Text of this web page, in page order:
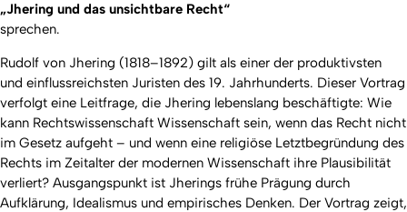
„Jhering und das unsichtbare Recht“
sprechen.
Rudolf von Jhering (1818–1892) gilt als einer der produktivsten
und einflussreichsten Juristen des 19. Jahrhunderts. Dieser Vortrag
verfolgt eine Leitfrage, die Jhering lebenslang beschäftigte: Wie
kann Rechtswissenschaft Wissenschaft sein, wenn das Recht nicht
im Gesetz aufgeht – und wenn eine religiöse Letztbegründung des
Rechts im Zeitalter der modernen Wissenschaft ihre Plausibilität
verliert? Ausgangspunkt ist Jherings frühe Prägung durch
Aufklärung, Idealismus und empirisches Denken. Der Vortrag zeigt,